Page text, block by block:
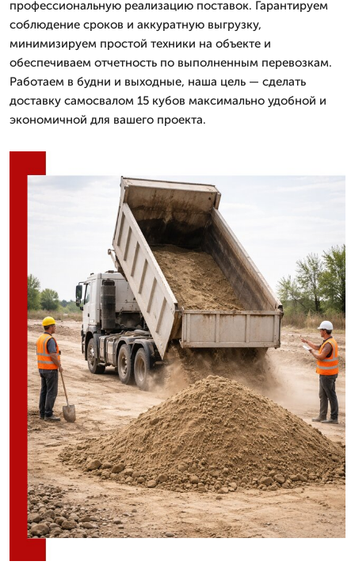
профессиональную реализацию поставок. Гарантируем
соблюдение сроков и аккуратную выгрузку,
минимизируем простой техники на объекте и
обеспечиваем отчетность по выполненным перевозкам.
Работаем в будни и выходные, наша цель — сделать
доставку самосвалом 15 кубов максимально удобной и
экономичной для вашего проекта.